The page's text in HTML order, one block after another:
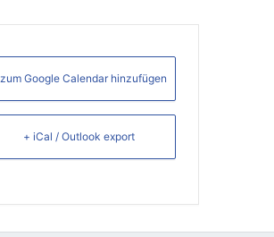
Google Calendar hinzufügen
+ iCal / Outlook export